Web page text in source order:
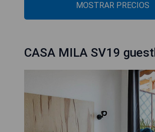
MOSTRAR PRECIOS
CASA MILA SV19